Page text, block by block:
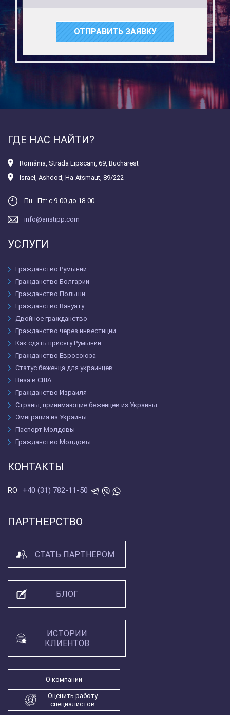
ОТПРАВИТЬ ЗАЯВКУ
ГДЕ НАС НАЙТИ?
România, Strada Lipscani, 69, Bucharest
Israel , Ashdod, Ha-Atsmaut, 89/222
Пн - Пт: с 9-00 до 18-00
info@aristipp.com
УСЛУГИ
Гражданство Румынии
Гражданство Болгарии
Гражданство Польши
Гражданство Вануату
Двойное гражданство
Гражданство через инвестиции
Как сдать присягу Румынии
Гражданство Евросоюза
Статус беженца для украинцев
Виза в США
Гражданство Израиля
Страны, принимающие беженцев из Украины
Эмиграция из Украины
Паспорт Молдовы
Гражданство Молдовы
КОНТАКТЫ
RO +40 (31) 782-11-50
ПАРТНЕРСТВО
СТАТЬ ПАРТНЕРОМ
БЛОГ
ИСТОРИИ
КЛИЕНТОВ
О компании
Оценить работу
специалистов